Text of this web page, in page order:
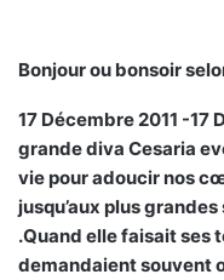
Bonjour ou bonsoir
17 Décembre 2011 -17
grande diva Cesaria
vie pour adoucir nos
jusqu’aux plus
.Quand elle faisait ses
demandaient souvent